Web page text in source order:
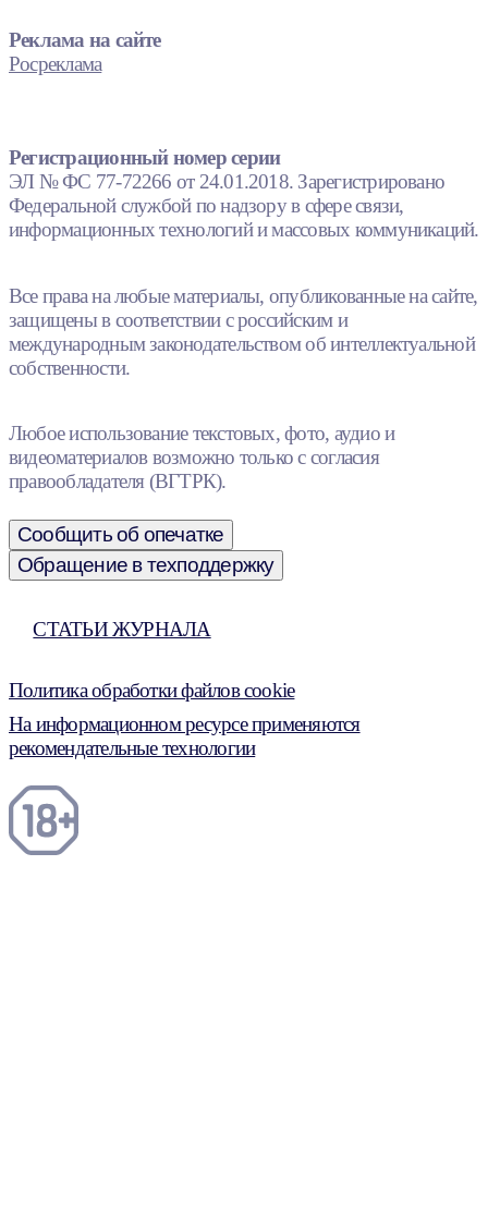
Реклама на сайте
Росреклама
Регистрационный номер серии
ЭЛ № ФС 77-72266 от 24.01.2018. Зарегистрировано
Федеральной службой по надзору в сфере связи,
информационных технологий и массовых коммуникаций.
Все права на любые материалы, опубликованные на сайте,
защищены в соответствии с российским и
международным законодательством об интеллектуальной
собственности.
Любое использование текстовых, фото, аудио и
видеоматериалов возможно только с согласия
правообладателя (ВГТРК).
Сообщить об опечатке
Обращение в техподдержку
СТАТЬИ ЖУРНАЛА
Политика обработки файлов cookie
На информационном ресурсе применяются
рекомендательные технологии